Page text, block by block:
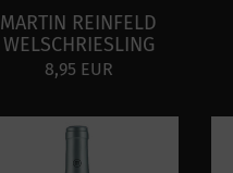
MARTIN REINFELD
WELSCHRIESLING
8,95 EUR